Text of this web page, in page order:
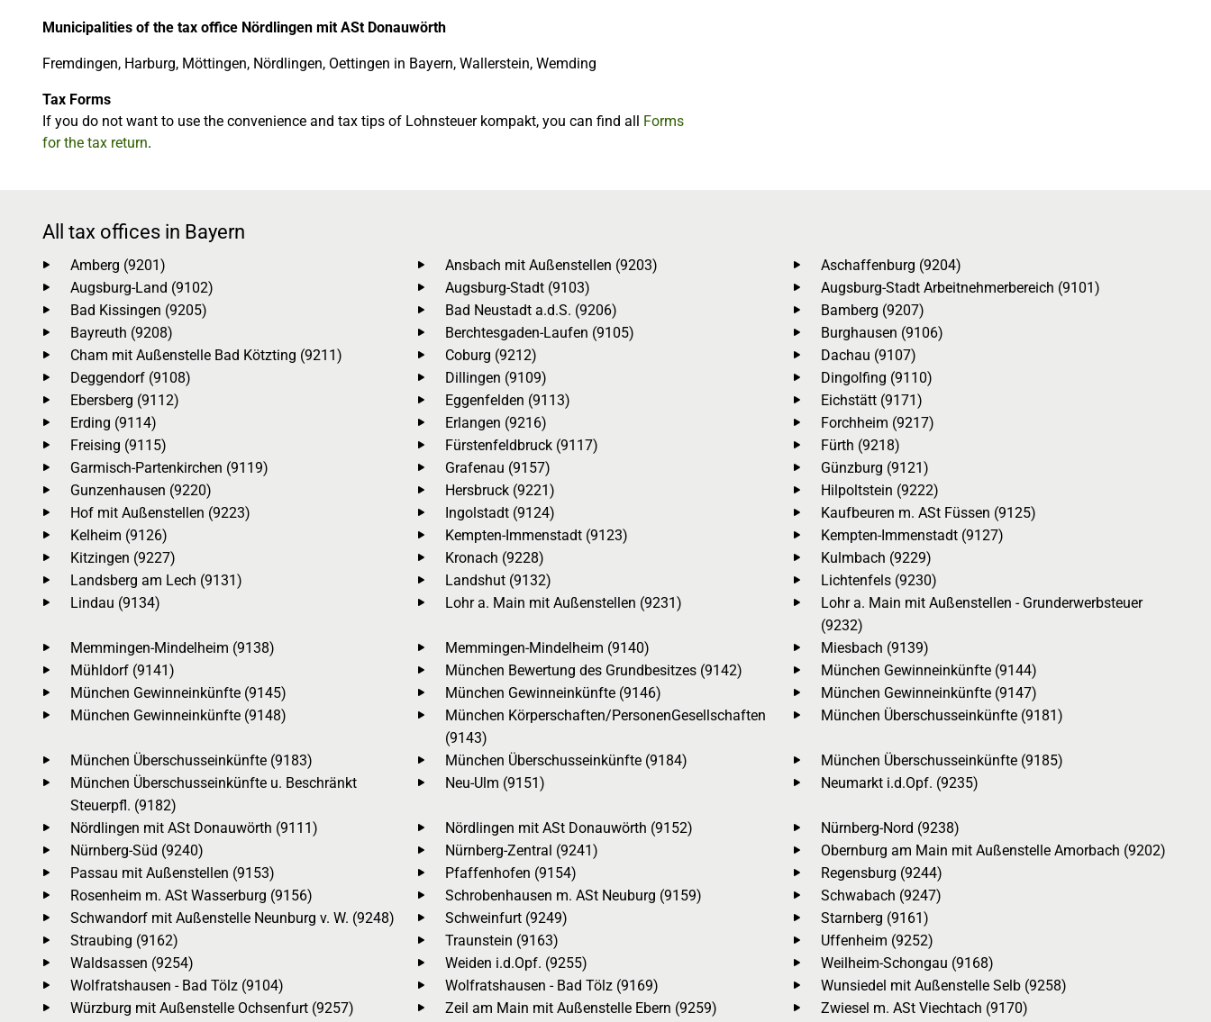
Municipalities of the tax office Nördlingen mit ASt Donauwörth
Fremdingen, Harburg, Möttingen, Nördlingen, Oettingen in Bayern, Wallerstein, Wemding
Tax Forms
If you do not want to use the convenience and tax tips of Lohnsteuer kompakt, you can find all Forms
for the tax return.
All tax offices in Bayern
Amberg (9201) Ansbach mit Außenstellen (9203)
Aschaffenburg (9204)
Augsburg-Land (9102)
Augsburg-Stadt (9103)
Augsburg-Stadt Arbeitnehmerbereich (9101)
Bad Kissingen (9205)
Bad Neustadt a.d.S. (9206)
Bamberg (9207)
Bayreuth (9208)
Berchtesgaden-Laufen (9105)
Burghausen (9106)
Cham mit Außenstelle Bad Kötzting (9211)
Coburg (9212)
Dachau (9107)
Deggendorf (9108)
Dillingen (9109)
Dingolfing (9110)
Ebersberg (9112)
Eggenfelden (9113)
Eichstätt (9171)
Erding (9114)
Erlangen (9216)
Forchheim (9217)
Freising (9115)
Fürstenfeldbruck (9117)
Fürth (9218)
Garmisch-Partenkirchen (9119)
Grafenau (9157)
Günzburg (9121)
Gunzenhausen (9220)
Hersbruck (9221)
Hilpoltstein (9222)
Hof mit Außenstellen (9223)
Ingolstadt (9124)
Kaufbeuren m. ASt Füssen (9125)
Kelheim (9126)
Kempten-Immenstadt (9123)
Kempten-Immenstadt (9127)
Kitzingen (9227)
Kronach (9228)
Kulmbach (9229)
Landsberg am Lech (9131)
Landshut (9132)
Lichtenfels (9230)
Lindau (9134)
Lohr a. Main mit Außenstellen (9231)
Lohr a. Main mit Außenstellen - Grunderwerbsteuer
(9232)
Memmingen-Mindelheim (9138)
Memmingen-Mindelheim (9140)
Miesbach (9139)
Mühldorf (9141)
München Bewertung des Grundbesitzes (9142)
München Gewinneinkünfte (9144)
München Gewinneinkünfte (9145)
München Gewinneinkünfte (9146)
München Gewinneinkünfte (9147)
München Gewinneinkünfte (9148)
München Körperschaften/PersonenGesellschaften
(9143)
München Überschusseinkünfte (9181)
München Überschusseinkünfte (9183) München Überschusseinkünfte (9184)
München Überschusseinkünfte (9185)
München Überschusseinkünfte u. Beschränkt
Steuerpfl. (9182)
Neu-Ulm (9151) Neumarkt i.d.Opf. (9235)
Nördlingen mit ASt Donauwörth (9111) Nördlingen mit ASt Donauwörth (9152)
Nürnberg-Nord (9238)
Nürnberg-Süd (9240)
Nürnberg-Zentral (9241)
Obernburg am Main mit Außenstelle Amorbach (9202)
Passau mit Außenstellen (9153)
Pfaffenhofen (9154)
Regensburg (9244)
Rosenheim m. ASt Wasserburg (9156)
Schrobenhausen m. ASt Neuburg (9159)
Schwabach (9247)
Schwandorf mit Außenstelle Neunburg v. W. (9248)
Schweinfurt (9249)
Starnberg (9161)
Straubing (9162)
Traunstein (9163)
Uffenheim (9252)
Waldsassen (9254)
Weiden i.d.Opf. (9255)
Weilheim-Schongau (9168)
Wolfratshausen - Bad Tölz (9104)
Wolfratshausen - Bad Tölz (9169)
Wunsiedel mit Außenstelle Selb (9258)
Würzburg mit Außenstelle Ochsenfurt (9257)
Zeil am Main mit Außenstelle Ebern (9259) Zwiesel m. ASt Viechtach (9170)